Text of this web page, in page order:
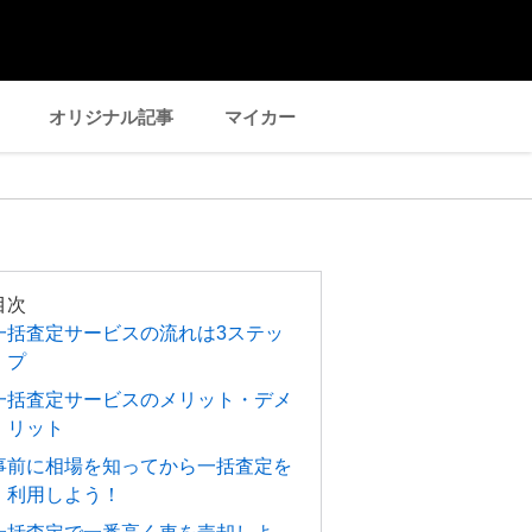
オリジナル記事 マイカー
次
括査定サービスの流れは3ステッ
プ
括査定サービスのメリット・デメ
リット
前に相場を知ってから一括査定を
利用しよう！